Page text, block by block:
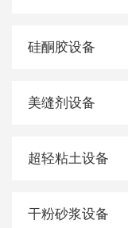
硅酮胶设备
美缝剂设备
超轻粘土设备
干粉砂浆设备